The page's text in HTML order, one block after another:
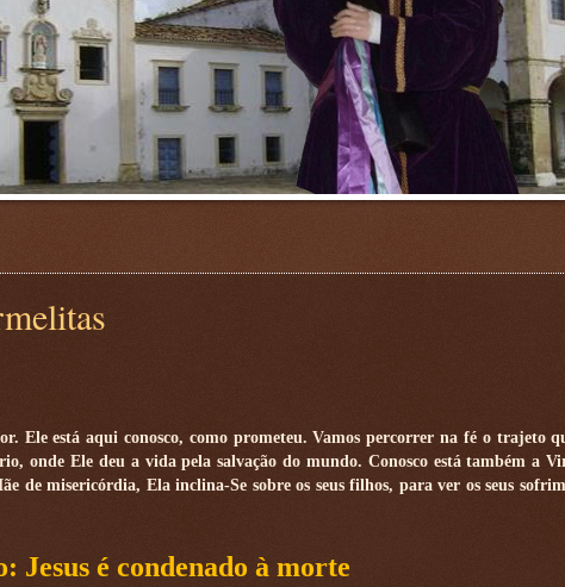
Ele está aqui conosco, como prometeu. Vamos percorrer na fé o trajeto
onde Ele deu a vida pela salvação do mundo. Conosco está também a
de misericórdia, Ela inclina-Se sobre os seus filhos, para ver os seus
Jesus é condenado à morte